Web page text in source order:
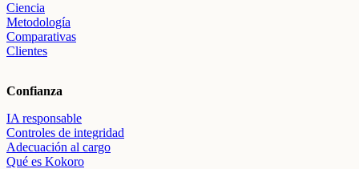
Ciencia
Metodología
Comparativas
Clientes
Confianza
IA responsable
Controles de integridad
Adecuación al cargo
Qué es Kokoro